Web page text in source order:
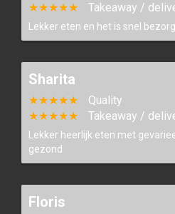
★★★★★
Takeaway /
Lekker eten en het is snel
Sharita
★★★★★
Quality
★★★★★
Takeaway /
Lekker heerlijk eten met
gezond
Floris